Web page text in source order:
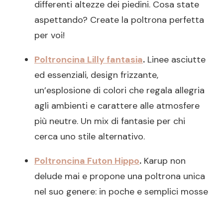
differenti altezze dei piedini. Cosa state
aspettando? Create la poltrona perfetta
per voi!
Poltroncina Lilly fantasia. Linee asciutte
ed essenziali, design frizzante,
un’esplosione di colori che regala allegria
agli ambienti e carattere alle atmosfere
più neutre. Un mix di fantasie per chi
cerca uno stile alternativo.
Poltroncina Futon Hippo. Karup non
delude mai e propone una poltrona unica
nel suo genere: in poche e semplici mosse